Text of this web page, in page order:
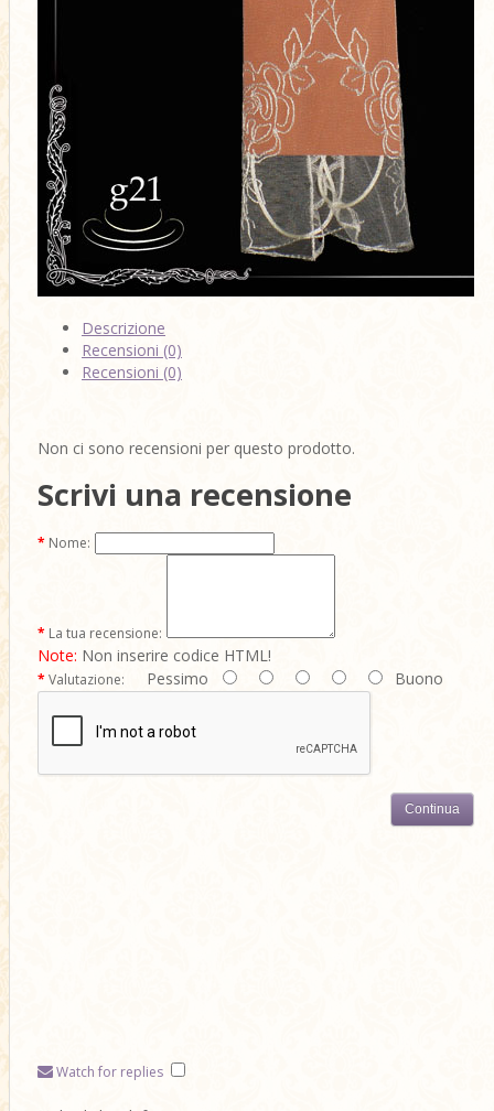
Descrizione
Recensioni (0)
Recensioni (0)
Non ci sono recensioni per questo prodotto.
Scrivi una recensione
Nome:
La tua recensione:
Note: Non inserire codice HTML!
Valutazione: Pessimo Buono
Continua
Watch for replies